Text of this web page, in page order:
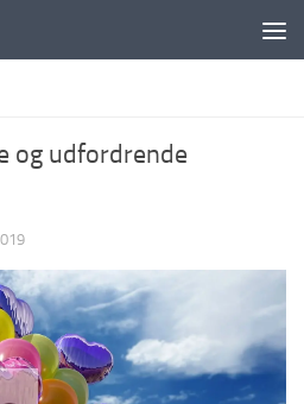
og udfordrende